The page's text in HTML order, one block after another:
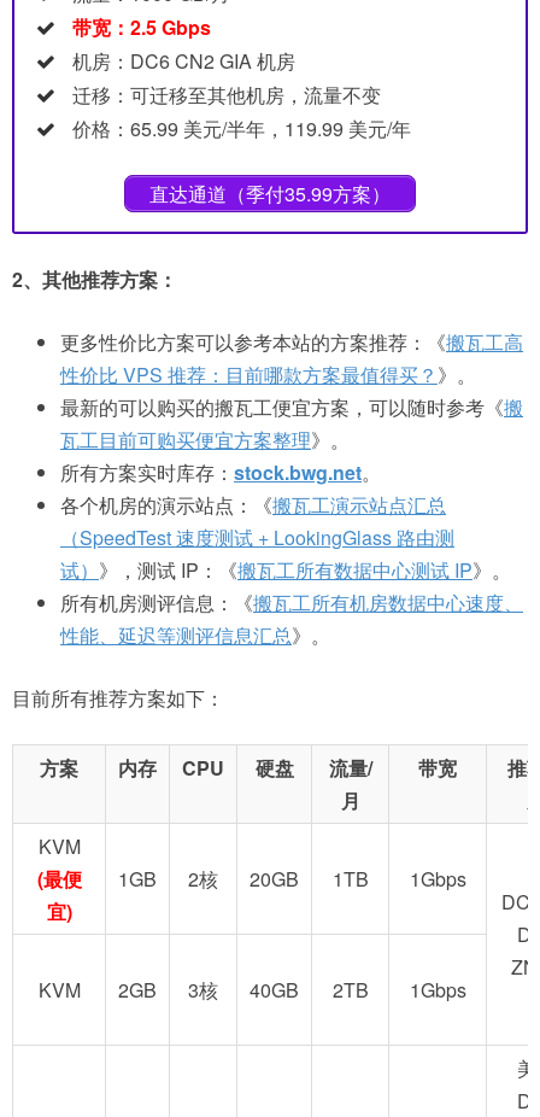
带宽：2.5 Gbps
机房：DC6 CN2 GIA 机房
迁移：可迁移至其他机房，流量不变
价格：65.99 美元/半年，119.99 美元/年
直达通道（季付35.99方案）
2、其他推荐方案：
更多性价比方案可以参考本站的方案推荐：《搬瓦工高
性价比 VPS 推荐：目前哪款方案最值得买？ 》。
最新的可以购买的搬瓦工便宜方案，可以随时参考《搬
瓦工目前可购买便宜方案整理》。
所有方案实时库存： stock.bwg.net。
各个机房的演示站点：《搬瓦工演示站点汇总
（SpeedTest 速度测试 + LookingGlass 路由测
试） 》，测试 IP：《搬瓦工所有数据中心测试 IP》。
所有机房测评信息：《搬瓦工所有机房数据中心速度、
性能、延迟等测评信息汇总》。
目前所有推荐方案如下：
方案 内存 CPU 硬盘
流量/
月
带宽
推
KVM
(最便
宜)
1GB 2核 20GB 1TB
1Gbps
KVM
2GB 3核 40GB 2TB 1Gbps